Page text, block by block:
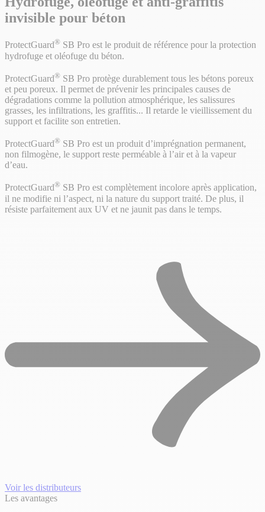
invisible pour béton
ProtectGuard® SB Pro est le produit de référence pour la protection
hydrofuge et oléofuge du béton.
ProtectGuard® SB Pro protège durablement tous les bétons poreux
et peu poreux. Il permet de prévenir les principales causes de
dégradations comme la pollution atmosphérique, les salissures
grasses, les infiltrations, les graffitis... Il retarde le vieillissement du
support et facilite son entretien.
ProtectGuard® SB Pro est un produit d’imprégnation permanent,
non filmogène, le support reste perméable à l’air et à la vapeur
d’eau.
ProtectGuard® SB Pro est complètement incolore après application,
il ne modifie ni l’aspect, ni la nature du support traité. De plus, il
résiste parfaitement aux UV et ne jaunit pas dans le temps.
Voir les distributeurs
Les avantages